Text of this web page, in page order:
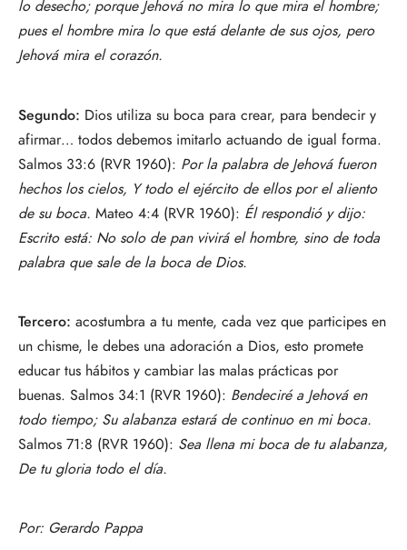
lo desecho; porque Jehová no mira lo que mira el hombre;
pues el hombre mira lo que está delante de sus ojos, pero
Jehová mira el corazón.
Segundo: Dios utiliza su boca para crear, para bendecir y
afirmar… todos debemos imitarlo actuando de igual forma.
Salmos 33:6 (RVR 1960): Por la palabra de Jehová fueron
hechos los cielos, Y todo el ejército de ellos por el aliento
de su boca. Mateo 4:4 (RVR 1960): Él respondió y dijo:
Escrito está: No solo de pan vivirá el hombre, sino de toda
palabra que sale de la boca de Dios.
Tercero: acostumbra a tu mente, cada vez que participes en
un chisme, le debes una adoración a Dios, esto promete
educar tus hábitos y cambiar las malas prácticas por
buenas. Salmos 34:1 (RVR 1960): Bendeciré a Jehová en
todo tiempo; Su alabanza estará de continuo en mi boca.
Salmos 71:8 (RVR 1960): Sea llena mi boca de tu alabanza,
De tu gloria todo el día.
Por: Gerardo Pappa